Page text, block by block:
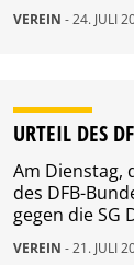
Wolfgang
VEREIN- 24. JULI
URTEIL DES
Am Dienstag,
des DFB-
gegen die SG
die
VEREIN- 21. JULI